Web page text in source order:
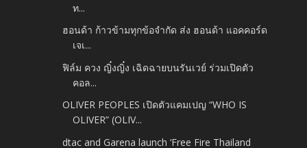
ท...
ฮอนด้า ก้าวข้ามทุกข้อจำกัด ส่ง ฮอนด้า แอคคอร์ด
เจเ...
ฟิล์ม ควง ญิ๋งญิ๋ง เฉิดฉายบนรันเวย์ ร่วมเปิดตัว
คอล...
OLIVER PEOPLES เปิดตัวแคมเปญ “WHO IS
OLIVER” (OLIV...
dtac and Garena launch ‘Free Fire Thailand